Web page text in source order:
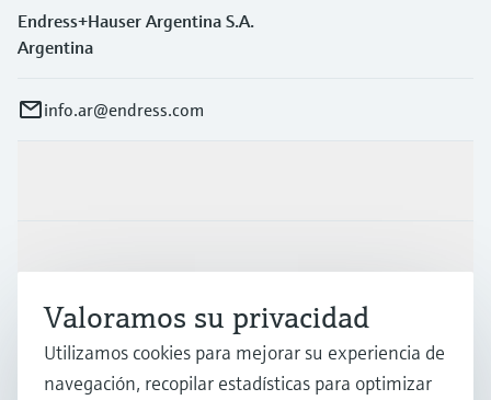
Endress+Hauser Argentina S.A.
Argentina
info.ar@endress.com
Soporte
Valoramos su privacidad
Utilizamos cookies para mejorar su experiencia de
navegación, recopilar estadísticas para optimizar